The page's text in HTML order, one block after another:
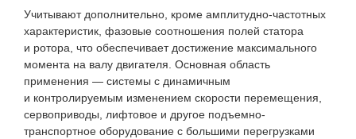
Учитывают дополнительно, кроме амплитудно-частотных
характеристик, фазовые соотношения полей статора
и ротора, что обеспечивает достижение максимального
момента на валу двигателя. Основная область
применения — системы с динамичным
и контролируемым изменением скорости перемещения,
сервоприводы, лифтовое и другое подъемно-
транспортное оборудование с большими перегрузками